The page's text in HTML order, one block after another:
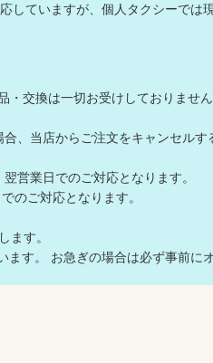
していますが、個人タクシーでは
交換は一切お受けしておりません
、当店からご注文をキャンセルす
営業日でのご対応となります。
でのご対応となります。
ます。
す。 お急ぎの場合は必ず事前に